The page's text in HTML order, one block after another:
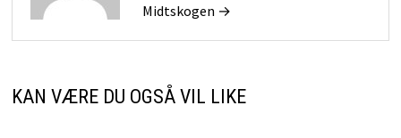
Midtskogen →
KAN VÆRE DU OGSÅ VIL LIKE